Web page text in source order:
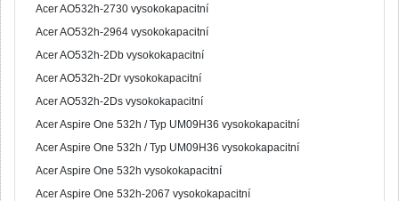
Acer AO532h-2730 vysokokapacitní
Acer AO532h-2964 vysokokapacitní
Acer AO532h-2Db vysokokapacitní
Acer AO532h-2Dr vysokokapacitní
Acer AO532h-2Ds vysokokapacitní
Acer Aspire One 532h / Typ UM09H36 vysokokapacitní
Acer Aspire One 532h / Typ UM09H36 vysokokapacitní
Acer Aspire One 532h vysokokapacitní
Acer Aspire One 532h-2067 vysokokapacitní